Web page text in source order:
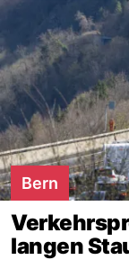
Bern
langen